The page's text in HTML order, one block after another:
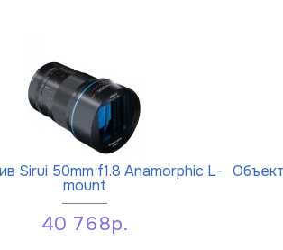
Sirui 50mm f1.8 Anamorphic L-
mount
40 768р.